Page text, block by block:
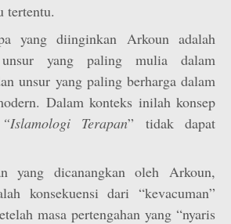
tertentu.
yang diinginkan Arkoun adalah
yang paling mulia dalam
unsur yang paling berharga dalam
Dalam konteks inilah konsep
“Islamologi Terapan” tidak dapat
yang dicanangkan oleh Arkoun,
konsekuensi dari “kevacuman”
masa pertengahan yang “nyaris